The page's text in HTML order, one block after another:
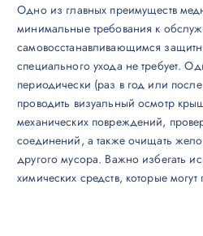
Одно из главных преимуществ
минимальные требования к
самовосстанавливающимся
специального ухода не требует.
периодически (раз в год или
проводить визуальный осмотр
механических повреждений,
соединений, а также очищать
другого мусора. Важно избегать
химических средств, которые могут